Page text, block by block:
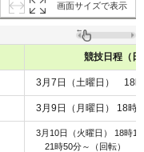
画面サイズで表示
競技日程（日
3月7日（土曜日） 18
3月9日（月曜日） 18時
3月10日（火曜日） 18時
21時50分～（回転）